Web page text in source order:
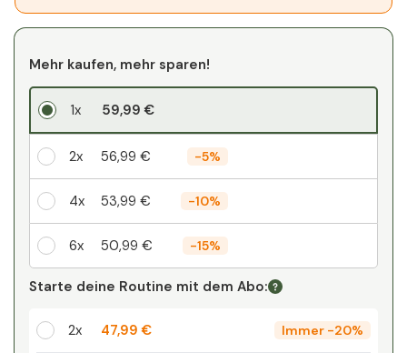
Mehr kaufen, mehr sparen!
1x 59,99 €
2x 56,99 € -5%
4x 53,99 € -10%
6x 50,99 € -15%
Ihr persönlicher Rabatt
-%
Starte deine Routine mit dem Abo:
2x 47,99 € Immer -20%